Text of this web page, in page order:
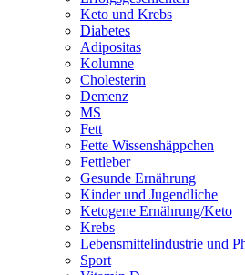
Keto und Krebs
Diabetes
Adipositas
Kolumne
Cholesterin
Demenz
MS
Fett
Fette Wissenshäppchen
Fettleber
Gesunde Ernährung
Kinder und Jugendliche
Ketogene Ernährung/Keto
Krebs
Lebensmittelindustrie und
Sport